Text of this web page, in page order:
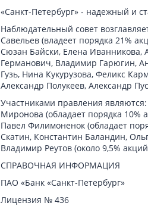
«Санкт-Петербург» - надежный и
Наблюдательный совет
Савельев (владеет порядка 21%
Сюзан Байски, Елена Иванникова,
Германович, Владимир Гарюгин,
Гузь, Нина Кукурузова, Феликс
Александр Полукеев, Александр
Участниками правления
Миронова (обладает порядка 10%
Павел Филимоненок (обладает
Скатин, Константин Баландин,
Владимир Реутов (около 9,5%
СПРАВОЧНАЯ ИНФОРМАЦИЯ
ПАО «Банк «Санкт-Петербург»
Лицензия № 436